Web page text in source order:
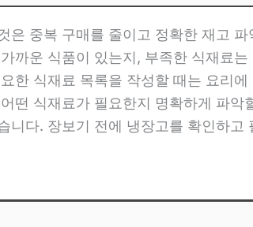
은 중복 구매를 줄이고 정확한 재고
까운 식품이 있는지, 부족한 식재료
한 식재료 목록을 작성할 때는 요리
떤 식재료가 필요한지 명확하게 파
다. 장보기 전에 냉장고를 확인하고